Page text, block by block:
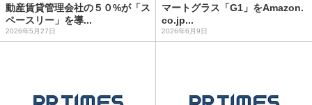
動産賃貸管理会社の５０%が「ス
ペースリー」を導...
2026年5月27日
マートグラス「G1」をAmazon.
co.jp...
2026年6月9日